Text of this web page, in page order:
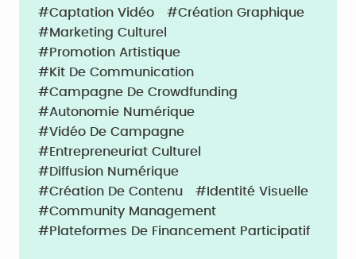
#Captation Vidéo
#Création Graphique
#Marketing Culturel
#Promotion Artistique
#Kit De Communication
#Campagne De Crowdfunding
#Autonomie Numérique
#Vidéo De Campagne
#Entrepreneuriat Culturel
#Diffusion Numérique
#Création De Contenu
#Identité Visuelle
#Community Management
#Plateformes De Financement Participatif